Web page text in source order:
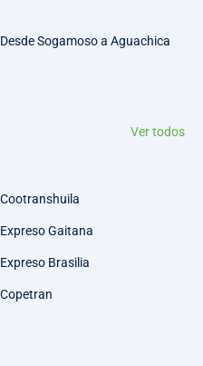
Desde Sogamoso a Aguachica
Ver todos
Cootranshuila
Expreso Gaitana
Expreso Brasilia
Copetran